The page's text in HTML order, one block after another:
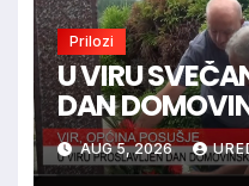
Prilozi
U VIRU
DAN
ZAHVALNOSTI
AUG 5, 2026